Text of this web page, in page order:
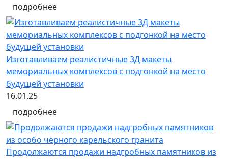
подробнее
Изготавливаем реалистичные 3Д макеты
мемориальных комплексов с подгонкой на место
будущей установки
16.01.25
подробнее
Продолжаются продажи надгробных памятников из